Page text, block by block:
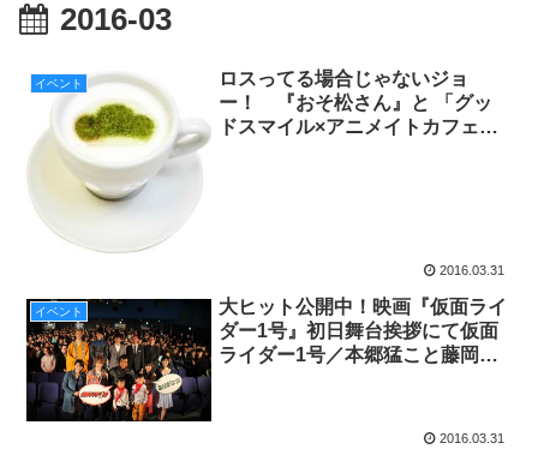
2016-03
イベント
ロスってる場合じゃないジョ
ー！ 『おそ松さん』と 「グッ
ドスマイル×アニメイトカフェ」
2016.03.31
イベント
大ヒット公開中！映画『仮面ライ
ダー1号』初日舞台挨拶にて仮面
ライダー1号／本郷猛こと藤岡
2016.03.31